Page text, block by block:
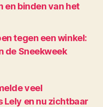
en binden van het
tegen een winkel:
de Sneekweek
veel
en nu zichtbaar